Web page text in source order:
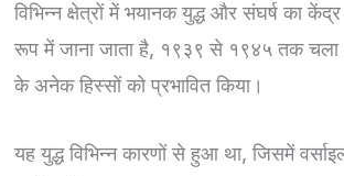
विभिन्न क्षेत्रों में भयानक युद्ध और संघर्ष का केंद्र
रूप में जाना जाता है, १९३९ से १९४५ तक चला।
के अनेक हिस्सों को प्रभावित किया।
यह युद्ध विभिन्न कारणों से हुआ था, जिसमें